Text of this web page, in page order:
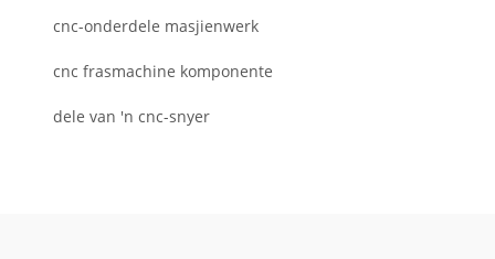
cnc-onderdele masjienwerk
cnc frasmachine komponente
dele van 'n cnc-snyer